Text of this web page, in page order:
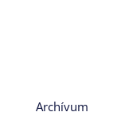
Archívum